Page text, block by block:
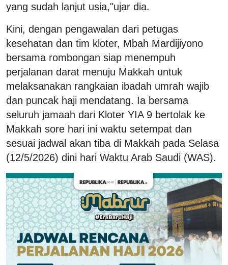
yang sudah lanjut usia,"ujar dia.
Kini, dengan pengawalan dari petugas
kesehatan dan tim kloter, Mbah Mardijiyono
bersama rombongan siap menempuh
perjalanan darat menuju Makkah untuk
melaksanakan rangkaian ibadah umrah wajib
dan puncak haji mendatang. Ia bersama
seluruh jamaah dari Kloter YIA 9 bertolak ke
Makkah sore hari ini waktu setempat dan
sesuai jadwal akan tiba di Makkah pada Selasa
(12/5/2026) dini hari Waktu Arab Saudi (WAS).